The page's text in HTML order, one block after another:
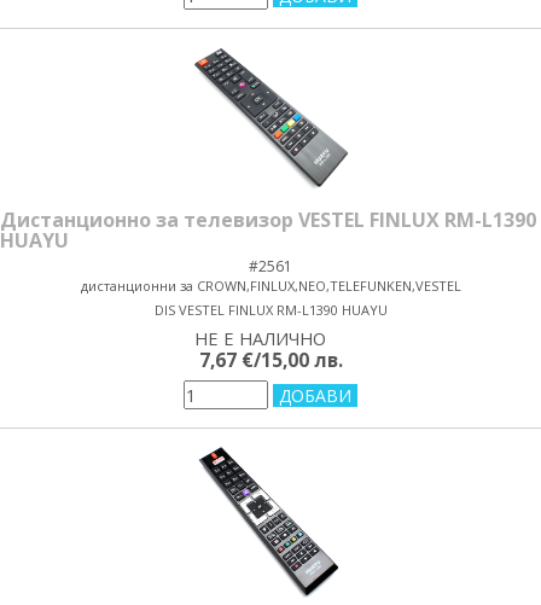
Дистанционно за телевизор VESTEL FINLUX RM-L1390
HUAYU
#2561
дистанционни за CROWN,FINLUX,NEO,TELEFUNKEN,VESTEL
DIS VESTEL FINLUX RM-L1390 HUAYU
НЕ Е НАЛИЧНО
7,67 €/15,00 лв.